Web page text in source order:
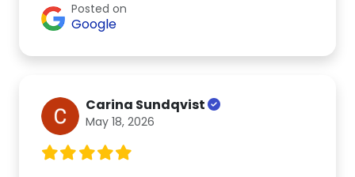
Posted on
Google
Carina Sundqvist
May 18, 2026